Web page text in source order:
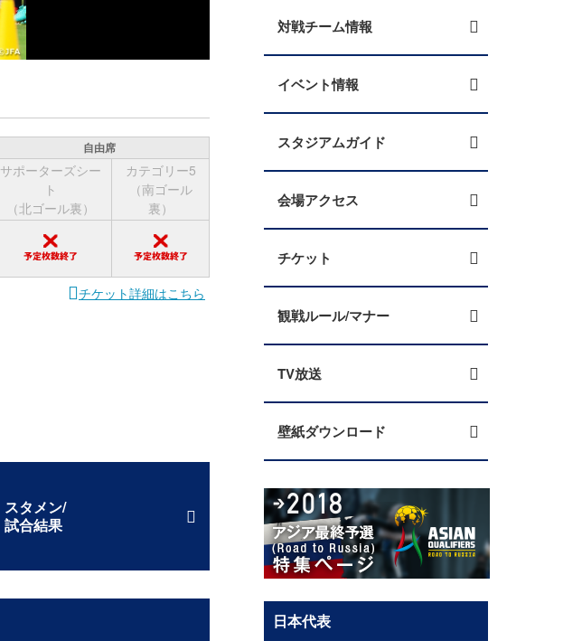
SAMURAI BLUE、UAEに敗れて黒星スタート
自由席
サポーターズシー
ト
（北ゴール裏）
カテゴリー5
（南ゴール
裏）
チケット詳細はこちら
スタメン/
試合結果
対戦チーム情報
イベント情報
スタジアムガイド
会場アクセス
チケット
観戦ルール/マナー
TV放送
壁紙ダウンロード
日本代表